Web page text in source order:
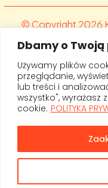
Dbamy o
Używamy plików
przeglądanie,
lub treści i
wszystko", wyrażasz
cookie. POLITYKA
© Copyright 2026